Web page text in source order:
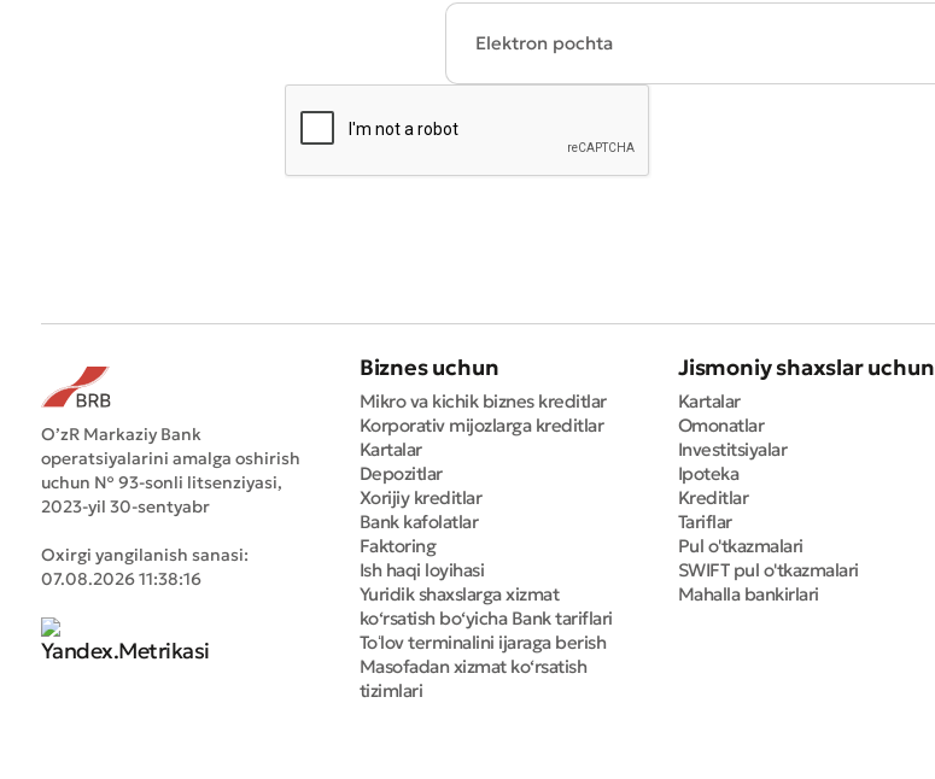
O’zR Markaziy Bank
operatsiyalarini amalga oshirish
uchun № 93-sonli litsenziyasi,
2023-yil 30-sentyabr
Oxirgi yangilanish sanasi:
07.08.2026 11:38:16
Biznes uchun
Mikro va kichik biznes kreditlar
Korporativ mijozlarga kreditlar
Kartalar
Depozitlar
Xorijiy kreditlar
Bank kafolatlar
Faktoring
Ish haqi loyihasi
Yuridik shaxslarga xizmat
ko‘rsatish bo‘yicha Bank tariflari
Toʻlov terminalini ijaraga berish
Masofadan xizmat ko‘rsatish
tizimlari
Jismoniy shaxslar uchun
Kartalar
Omonatlar
Investitsiyalar
Ipoteka
Kreditlar
Tariflar
Pul o'tkazmalari
SWIFT pul o'tkazmalari
Mahalla bankirlari